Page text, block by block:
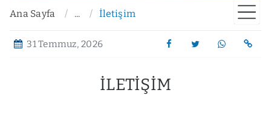
Ana Sayfa ... İletişim
31 Temmuz, 2026
İLETIŞIM